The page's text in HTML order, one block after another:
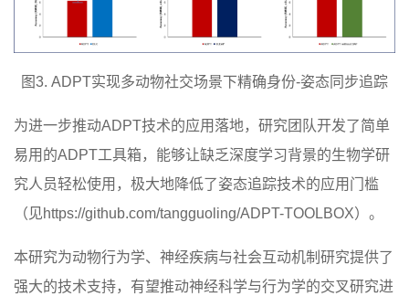
图3. ADPT实现多动物社交场景下精确身份-姿态同步追踪
为进一步推动ADPT技术的应用落地，研究团队开发了简单
易用的ADPT工具箱，能够让缺乏深度学习背景的生物学研
究人员轻松使用，极大地降低了姿态追踪技术的应用门槛
（见https://github.com/tangguoling/ADPT-TOOLBOX）。
本研究为动物行为学、神经疾病与社会互动机制研究提供了
强大的技术支持，有望推动神经科学与行为学的交叉研究进